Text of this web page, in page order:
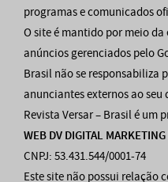
programas e comunicados
O site é mantido por meio
anúncios gerenciados pelo
Brasil não se responsabiliza
anunciantes externos ao seu
Revista Versar – Brasil é um
WEB DV DIGITAL MARKETING
CNPJ: 53.431.544/0001-74
Este site não possui relação